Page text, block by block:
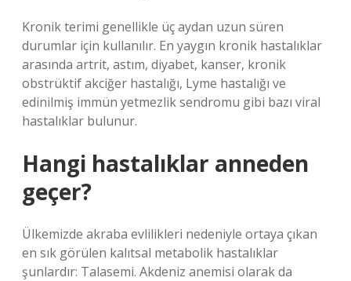
Kronik terimi genellikle üç aydan uzun süren
durumlar için kullanılır. En yaygın kronik hastalıklar
arasında artrit, astım, diyabet, kanser, kronik
obstrüktif akciğer hastalığı, Lyme hastalığı ve
edinilmiş immün yetmezlik sendromu gibi bazı viral
hastalıklar bulunur.
Hangi hastalıklar anneden
geçer?
Ülkemizde akraba evlilikleri nedeniyle ortaya çıkan
en sık görülen kalıtsal metabolik hastalıklar
şunlardır: Talasemi. Akdeniz anemisi olarak da